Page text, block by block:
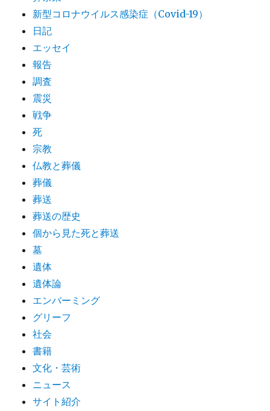
新型コロナウイルス感染症（Covid-19）
日記
エッセイ
報告
調査
震災
戦争
死
宗教
仏教と葬儀
葬儀
葬送
葬送の歴史
個から見た死と葬送
墓
遺体
遺体論
エンバーミング
グリーフ
社会
書籍
文化・芸術
ニュース
サイト紹介